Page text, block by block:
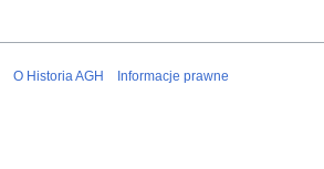
O Historia AGH Informacje prawne